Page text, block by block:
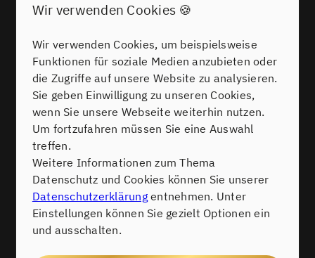
AUSBLICK 2025: WARUM
FLEXIBILITÄT UND
PROFESSIONELLE BEGLEITUNG
JETZT WICHTIGER SIND DENN JE
Zukunftssicher verkaufen und investieren – so profitieren Sie im
aktuellen Marktumfeld.
Der Immobilienmarkt im Umland von Mannheim
bleibt auch 2025 in Bewegung – insbesondere
durch die schwankende Zinsentwicklung. Wer
heute als Eigentümer verkaufen oder als Anleger
investieren möchte, braucht mehr denn je ein
hohes Maß an Flexibilität. Schnell wechselnde
Rahmenbedingungen, neue Fördermöglichkeiten
Wir verwenden Cookies 🍪
Wir verwenden Cookies, um beispielsweise
Funktionen für soziale Medien anzubieten oder
die Zugriffe auf unsere Website zu analysieren.
Sie geben Einwilligung zu unseren Cookies,
wenn Sie unsere Webseite weiterhin nutzen.
Um fortzufahren müssen Sie eine Auswahl
treffen.
Weitere Informationen zum Thema
Datenschutz und Cookies können Sie unserer
Datenschutzerklärungentnehmen. Unter
Einstellungen können Sie gezielt Optionen ein
und ausschalten.